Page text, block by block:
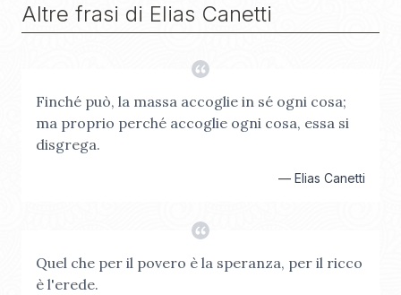
Altre frasi di Elias Canetti
Finché può, la massa accoglie in sé ogni cosa;
ma proprio perché accoglie ogni cosa, essa si
disgrega.
— Elias Canetti
Quel che per il povero è la speranza, per il ricco
è l'erede.